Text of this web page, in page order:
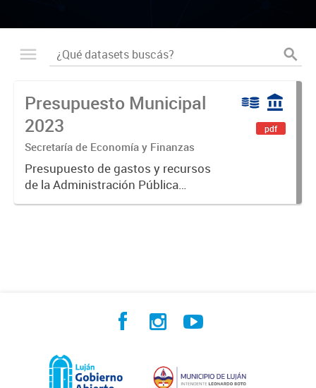
Presupuesto Municipal
2023
Secretaría de Economía y Finanzas
Presupuesto de gastos y recursos
de la Administración Pública
Municipal para el ejercicio 2023.
pdf